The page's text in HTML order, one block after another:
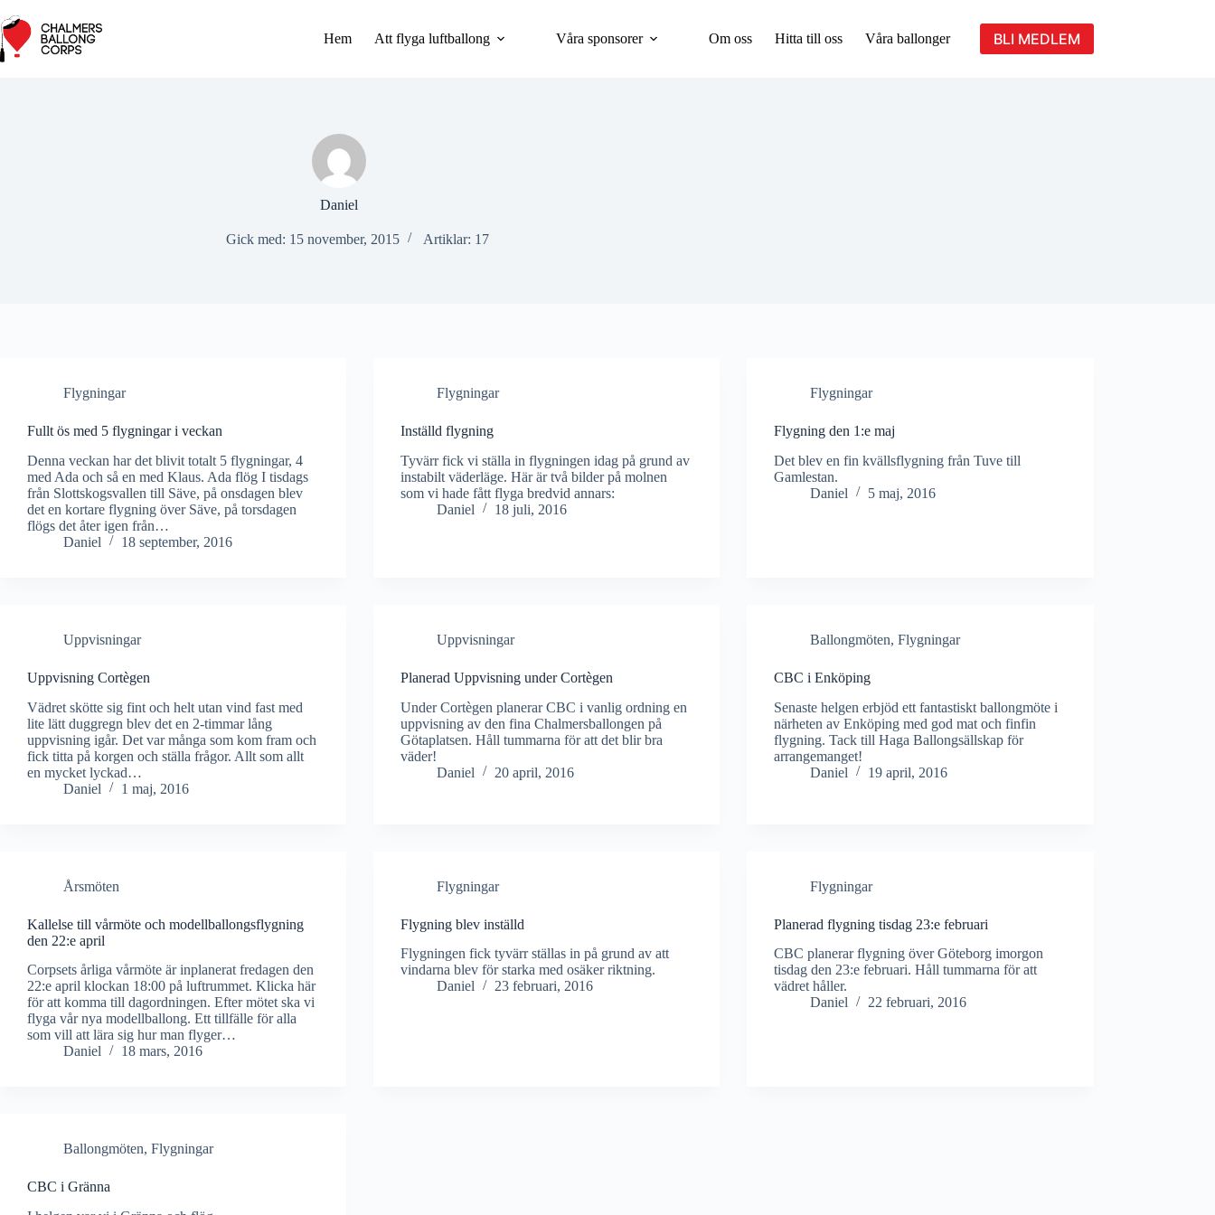
till
innehåll
Hem Att flyga luftballong Våra sponsorer Om oss Hitta till oss Våra ballonger BLI MEDLEM
Daniel
Gick med: 15 november, 2015 Artiklar: 17
Flygningar
Fullt ös med 5 flygningar i veckan
Denna veckan har det blivit totalt 5 flygningar, 4
med Ada och så en med Klaus. Ada flög I tisdags
från Slottskogsvallen till Säve, på onsdagen blev
det en kortare flygning över Säve, på torsdagen
flögs det åter igen från…
Daniel
18 september, 2016
Flygningar
Inställd flygning
Tyvärr fick vi ställa in flygningen idag på grund av
instabilt väderläge. Här är två bilder på molnen
som vi hade fått flyga bredvid annars:
Daniel
18 juli, 2016
Flygningar
Flygning den 1:e maj
Det blev en fin kvällsflygning från Tuve till
Gamlestan.
Daniel
5 maj, 2016
Uppvisningar
Uppvisning Cortègen
Vädret skötte sig fint och helt utan vind fast med
lite lätt duggregn blev det en 2-timmar lång
uppvisning igår. Det var många som kom fram och
fick titta på korgen och ställa frågor. Allt som allt
en mycket lyckad…
Daniel
1 maj, 2016
Uppvisningar
Planerad Uppvisning under Cortègen
Under Cortègen planerar CBC i vanlig ordning en
uppvisning av den fina Chalmersballongen på
Götaplatsen. Håll tummarna för att det blir bra
väder!
Daniel
20 april, 2016
Ballongmöten,Flygningar
CBC i Enköping
Senaste helgen erbjöd ett fantastiskt ballongmöte i
närheten av Enköping med god mat och finfin
flygning. Tack till Haga Ballongsällskap för
arrangemanget!
Daniel
19 april, 2016
Årsmöten
Kallelse till vårmöte och modellballongsflygning
den 22:e april
Corpsets årliga vårmöte är inplanerat fredagen den
22:e april klockan 18:00 på luftrummet. Klicka här
för att komma till dagordningen. Efter mötet ska vi
flyga vår nya modellballong. Ett tillfälle för alla
som vill att lära sig hur man flyger…
Daniel
18 mars, 2016
Flygningar
Flygning blev inställd
Flygningen fick tyvärr ställas in på grund av att
vindarna blev för starka med osäker riktning.
Daniel
23 februari, 2016
Flygningar
Planerad flygning tisdag 23:e februari
CBC planerar flygning över Göteborg imorgon
tisdag den 23:e februari. Håll tummarna för att
vädret håller.
Daniel
22 februari, 2016
Ballongmöten, Flygningar
CBC i Gränna